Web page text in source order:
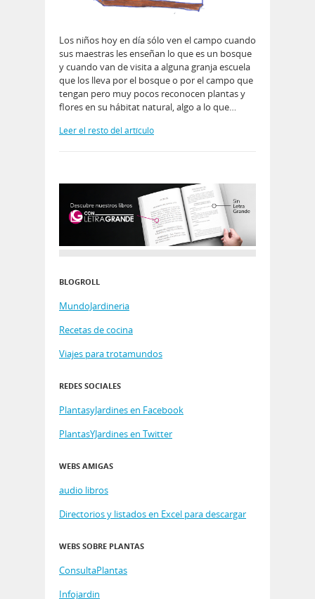
Los niños hoy en día sólo ven el campo cuando
sus maestras les enseñan lo que es un bosque
y cuando van de visita a alguna granja escuela
que los lleva por el bosque o por el campo que
tengan pero muy pocos reconocen plantas y
flores en su hábitat natural, algo a lo que…
Leer el resto del artículo
BLOGROLL
MundoJardineria
Recetas de cocina
Viajes para trotamundos
REDES SOCIALES
PlantasyJardines en Facebook
PlantasYJardines en Twitter
WEBS AMIGAS
audio libros
Directorios y listados en Excel para descargar
WEBS SOBRE PLANTAS
ConsultaPlantas
Infojardin